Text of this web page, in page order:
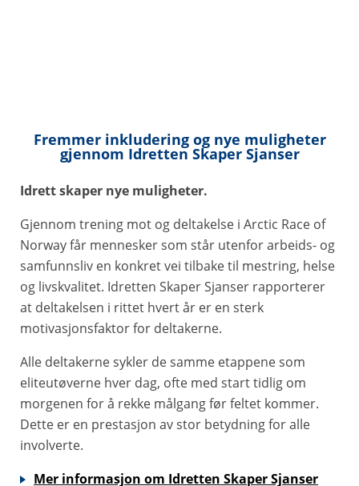
Fremmer inkludering og nye muligheter
gjennom Idretten Skaper Sjanser
Idrett skaper nye muligheter.
Gjennom trening mot og deltakelse i Arctic Race of
Norway får mennesker som står utenfor arbeids- og
samfunnsliv en konkret vei tilbake til mestring, helse
og livskvalitet. Idretten Skaper Sjanser rapporterer
at deltakelsen i rittet hvert år er en sterk
motivasjonsfaktor for deltakerne.
Alle deltakerne sykler de samme etappene som
eliteutøverne hver dag, ofte med start tidlig om
morgenen for å rekke målgang før feltet kommer.
Dette er en prestasjon av stor betydning for alle
involverte.
Mer informasjon om Idretten Skaper Sjanser